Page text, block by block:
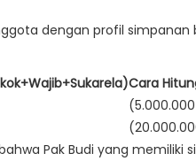
dengan profil simpanan
Cara
Pak Budi yang